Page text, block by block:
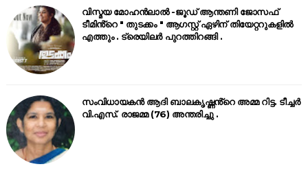
വിസ്മയ മോഹൻലാൽ -ജൂഡ് ആന്തണി ജോസഫ്
ടീമിൻ്റെ " തുടക്കം " ആഗസ്റ്റ് ഏഴിന് തിയേറ്ററുകളിൽ
എത്തും . ട്രെയിലർ പുറത്തിറങ്ങി .
സംവിധായകൻ ആദി ബാലകൃഷ്ണൻ്റെ അമ്മ റിട്ട. ടീച്ചർ
വി.എസ്. രാജമ്മ (76) അന്തരിച്ചു .